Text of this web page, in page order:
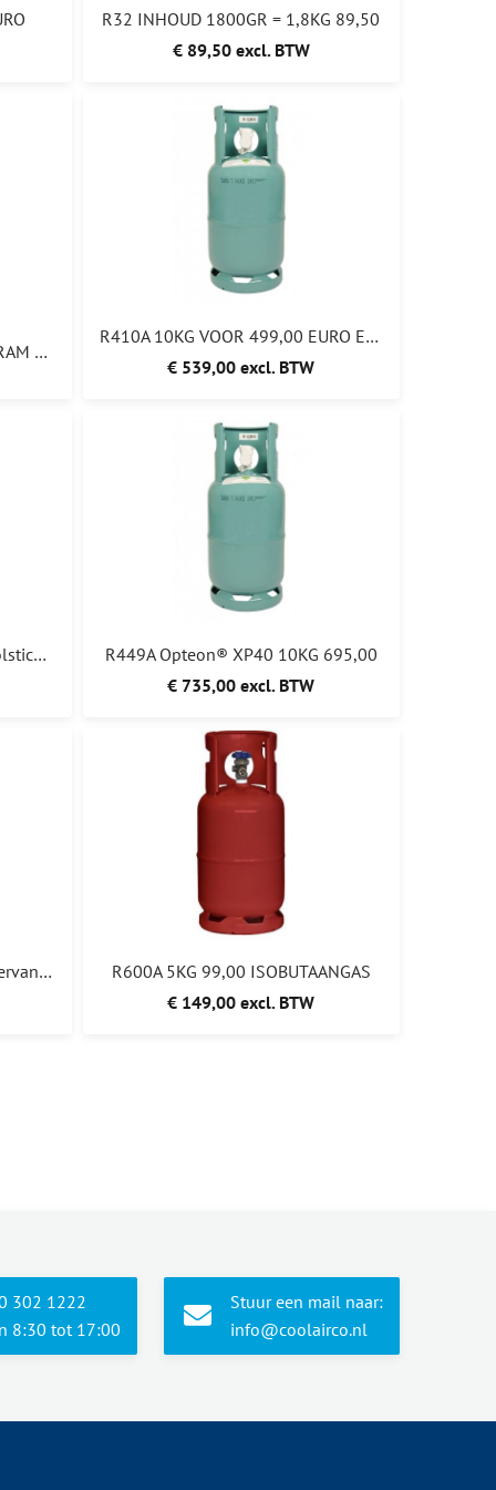
R32 INHOUD 1800GR = 1,8KG 89,50
€ 89,50 excl. BTW
R407C INHOUD 2KG = 2000GRAM 189,00
R410A 10KG VOOR 499,00 EURO EX STATIEGELD ACTIE
€ 539,00 excl. BTW
R448A Koudemiddel 10KG (Solstice® N40) 795,00
R449A Opteon® XP40 10KG 695,00
€ 735,00 excl. BTW
R455A (L40X) 10KG 795,00 (vervanger voor de R404A)
R600A 5KG 99,00 ISOBUTAANGAS
€ 149,00 excl. BTW
302 1222
8:30 tot 17:00
Stuur een mail naar:
info@coolairco.nl